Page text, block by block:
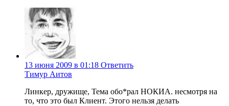
13 июня 2009 в 01:18 Ответить
Тимур Аитов
Линкер, дружище, Тема обо*рал НОКИА. несмотря на
то, что это был Клиент. Этого нельзя делать